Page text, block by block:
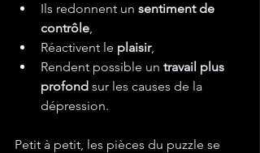
Ils redonnent un sentiment de
contrôle,
Réactivent le plaisir,
Rendent possible un travail plus
profond sur les causes de la
dépression.
Petit à petit, les pièces du puzzle se